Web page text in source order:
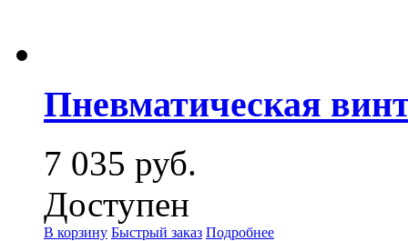
Пневматическая
7 035 руб.
Доступен
В корзину Быстрый заказ Подробнее